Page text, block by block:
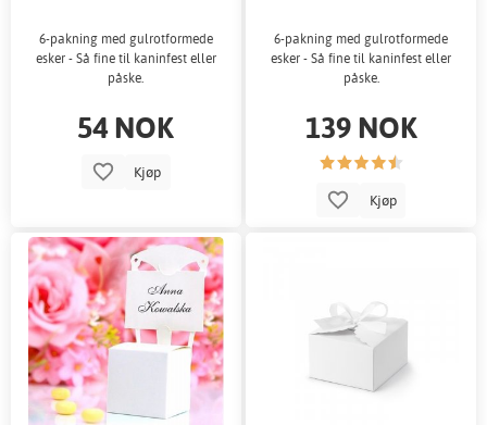
6-pakning med gulrotformede
esker - Så fine til kaninfest eller
påske.
54 NOK
Kjøp
6-pakning med gulrotformede
esker - Så fine til kaninfest eller
påske.
139 NOK
Kjøp